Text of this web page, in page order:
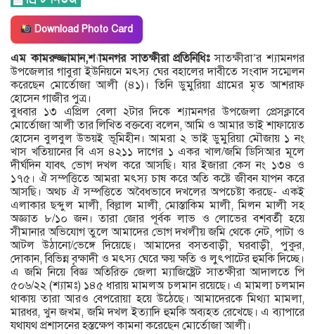
Download Photo Card
এম কামরুজ্জামান,শ্যামনগর সাতক্ষীরা প্রতিনিধিঃসাতক্ষীরা’র শ্যামনগর
উপজেলার গাবুরা ইউনিয়নে মৎস্য ঘের বহালের দাবীতে সংবাদ সম্মেলন
করেছেন মোর্তোজা আলী (৪১)। তিনি ডুমুরিয়া গ্রামের মৃত আশরাফ
হোসেন গাজীর পুত্র।
বুধবার ১৩ এপ্রিল বেলা ২টার দিকে শ্যামনগর উপজেলা প্রেসক্লাবে
মোর্তোজা আলী তার লিখিত বক্তব্যে বলেন, আমি ও আমার ভাই শাফায়েত
হোসেন বুলবুল উভয়ই ভূমিহীন। আমরা ২ ভাই ডুমুরিয়া মৌজায় ১ নং
খাস খতিয়ানের বি এস ৪২১১ দাগের ১ একর খাল/জমি ডিসিআর মূলে
দীর্ঘদিন যাবৎ ভোগ দখল করে আসছি। যার ইজারা কেস নং ১৩৪ ও
১৭৫। ঐ সম্পত্তিতে আমরা মৎস্য চাষ করে অতি কষ্টে জীবন যাপন করে
আসছি। অথচ ঐ সম্পত্তিতে অবৈধভাবে দখলের অপচেষ্টা করছে- একই
এলাকার ছব্দুল মালী, বিল্লাল মালী, মোস্তাকিম মালী, মিলন মালী সহ
অজ্ঞাত ৮/১০ জন। তারা জোর পূর্বক লাভ ও লোভের বশবর্তী হয়ে
সীমানার অভিযোগ তুলে আমাদের ভোগ দখলীয় জমি থেকে নেট, পাটা ও
আটল উঠানো/ভেঙ্গে দিয়েছে। আমাদের বসতবাড়ী, ঘরবাড়ী, পুকুর,
দোকান, বিভিন্ন বৃক্ষাদী ও মৎস্য ঘেরে ক্ষয় ক্ষতি ও লুৎপাটের হুমকি দিচ্ছে।
এ জমি নিয়ে বিজ্ঞ অতিরিক্ত জেলা ম্যাজিষ্ট্রেট সাতক্ষীরা আদালতে পি
৫০৬/২২ (শ্যামঃ) ১৪৫ ধারায় মামলঅ চলমান রয়েছে। এ মামলা চলমান
থাকায় তারা আরও বেপরোয়া হয়ে উঠেছে। আমাদেরকে মিথ্যা মামলা,
মারধর, খুন জখম, জমি দখল ইত্যাদি হুমকি অব্যহত রেখেছে। এ ব্যাপারে
যথাযথ প্রশাসনের হস্তক্ষেপ কামনা করেছেন মোর্তোজা আলী।